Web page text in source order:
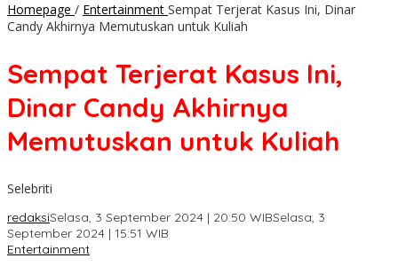
Homepage / Entertainment Sempat Terjerat Kasus Ini, Dinar
Candy Akhirnya Memutuskan untuk Kuliah
Sempat Terjerat Kasus Ini,
Dinar Candy Akhirnya
Memutuskan untuk Kuliah
Selebriti
redaksiSelasa, 3 September 2024 | 20:50 WIBSelasa, 3
September 2024 | 15:51 WIB
Entertainment